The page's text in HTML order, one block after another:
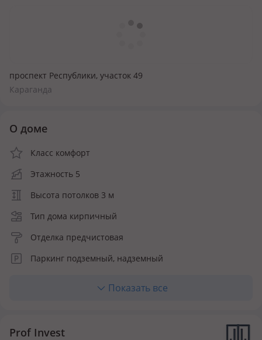
проспект Республики, участок 49
Караганда
О доме
Класс комфорт
Этажность 5
Высота потолков 3 м
Тип дома кирпичный
Отделка предчистовая
Паркинг подземный, надземный
Показать все
Prof Invest